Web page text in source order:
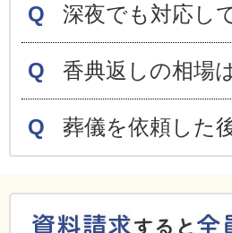
Q 深夜でも対応し
Q 香典返しの相場
Q